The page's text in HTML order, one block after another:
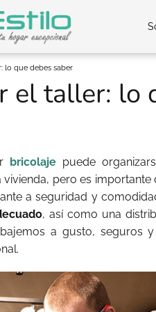
lo que debes saber
el taller: lo
bricolajepuede
pero es
a seguridad y
, así como una
a gusto, seguros